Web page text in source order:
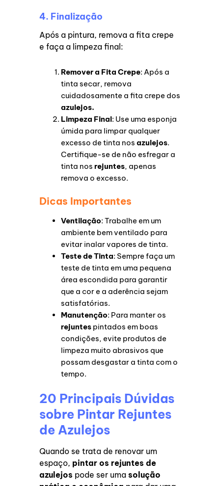
4. Finalização
Após a pintura, remova a fita crepe
e faça a limpeza final:
Remover a Fita Crepe: Após a
tinta secar, remova
cuidadosamente a fita crepe dos
azulejos.
Limpeza Final: Use uma esponja
úmida para limpar qualquer
excesso de tinta nosazulejos.
Certifique-se de não esfregar a
tinta nos rejuntes, apenas
remova o excesso.
Dicas Importantes
Ventilação: Trabalhe em um
ambiente bem ventilado para
evitar inalar vapores de tinta.
Teste de Tinta: Sempre faça um
teste de tinta em uma pequena
área escondida para garantir
que a cor e a aderência sejam
satisfatórias.
Manutenção: Para manter os
rejuntes pintados em boas
condições, evite produtos de
limpeza muito abrasivos que
possam desgastar a tinta com o
tempo.
20 Principais Dúvidas
sobre Pintar Rejuntes
de Azulejos
Quando se trata de renovar um
espaço, pintar os rejuntes de
azulejos pode ser umasolução